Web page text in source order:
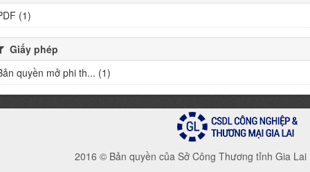
(1)
Giấy phép
quyền mở phi th... (1)
2016 © Bản quyền của Sở Công Thương tỉnh Gia Lai